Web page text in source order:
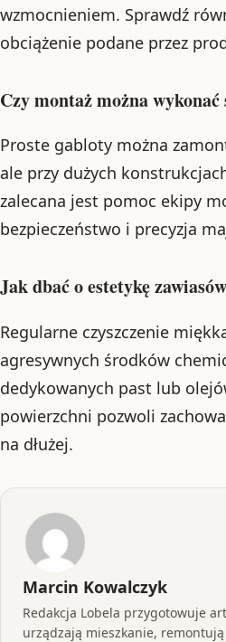
wzmocnieniem. Sprawdź
obciążenie podane przez
Czy montaż można
Proste gabloty można
ale przy dużych
zalecana jest pomoc ekipy
bezpieczeństwo i precyzja
Jak dbać o estetykę
Regularne czyszczenie
agresywnych środków
dedykowanych past lub
powierzchni pozwoli
na dłużej.
Marcin Kowalczyk
Redakcja Lobela przygotowuje
urządzają mieszkanie,